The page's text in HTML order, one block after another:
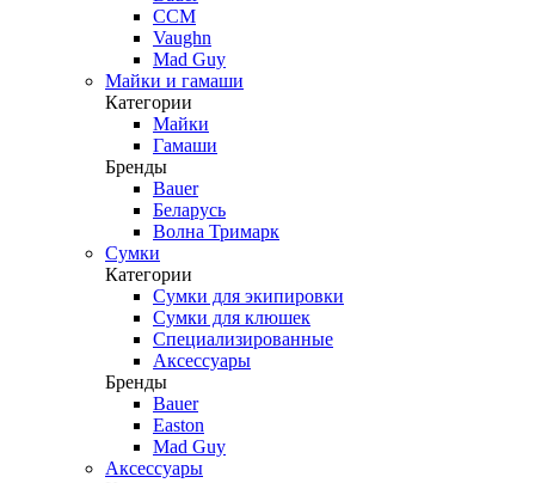
CCM
Vaughn
Mad Guy
Майки и гамаши
Категории
Майки
Гамаши
Бренды
Bauer
Беларусь
Волна Тримарк
Сумки
Категории
Сумки для экипировки
Сумки для клюшек
Специализированные
Аксессуары
Бренды
Bauer
Easton
Mad Guy
Аксессуары